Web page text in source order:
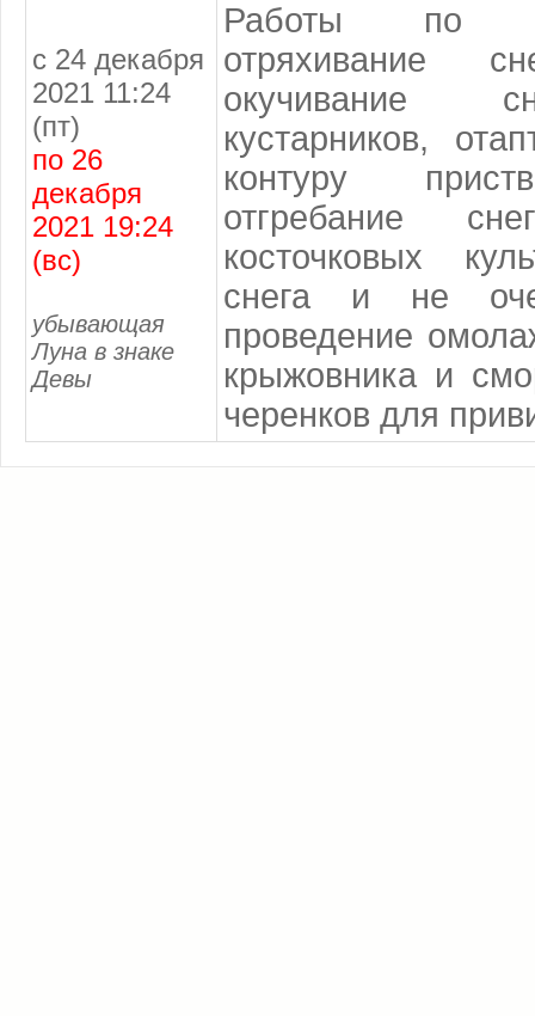
с 24 декабря
2021 11:24
(пт)
по 26
декабря
2021 19:24
(вс)
убывающая
Луна в знаке
Девы
Работы по
отряхивание
окучивание
кустарников,
контуру
отгребание
косточковых
снега и не
проведение
крыжовника и
черенков для